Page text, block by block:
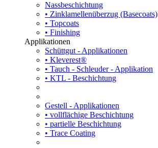
Nassbeschichtung
• Zinklamellenüberzug (Basecoats)
• Topcoats
• Finishing
Applikationen
Schüttgut - Applikationen
• Kleverest®
• Tauch - Schleuder - Applikation
• KTL - Beschichtung
Gestell - Applikationen
• vollflächige Beschichtung
• partielle Beschichtung
• Trace Coating